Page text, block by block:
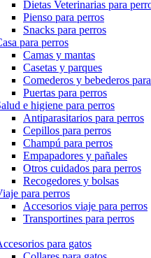
Dietas Veterinarias para
Pienso para perros
Snacks para perros
para perros
Camas y mantas
Casetas y parques
Comederos y bebederos
Puertas para perros
e higiene para perros
Antiparasitarios para perros
Cepillos para perros
Champú para perros
Empapadores y pañales
Otros cuidados para perros
Recogedores y bolsas
para perros
Accesorios viaje para perros
Transportines para perros
para gatos